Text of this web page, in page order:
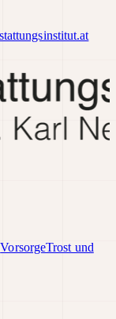
VorsorgeTrost und